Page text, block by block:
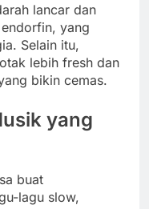
lancar dan
yang
Selain itu,
lebih fresh dan
bikin cemas.
yang
buat
lagu slow,